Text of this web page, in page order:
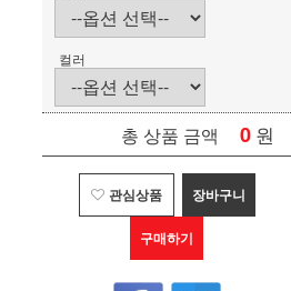
컬러
총 상품 금액 0 원
관심상품 장바구니
구매하기